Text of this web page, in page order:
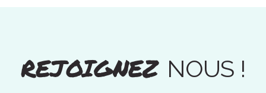
REJOIGNEZ NOUS !